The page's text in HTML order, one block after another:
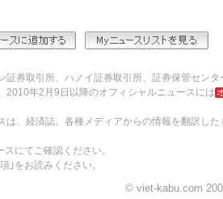
券取引所、ハノイ証券取引所、証券保管センタ
2010年2月9日以降のオフィシャルニュースには
、経済誌、各種メディアからの情報を翻訳した
にてご確認ください。
をお読みください。
© viet-kabu.com